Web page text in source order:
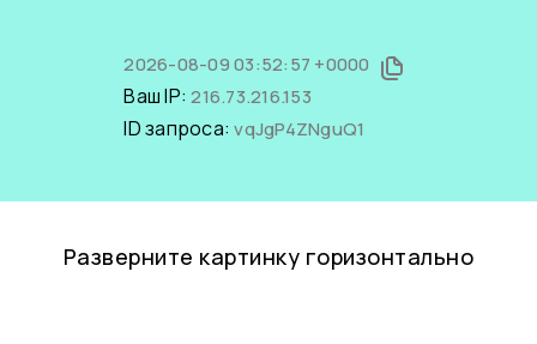
2026-08-09 03:52:57 +0000
Ваш IP:216.73.216.153
ID запроса:vqJgP4ZNguQ1
Разверните картинку горизонтально